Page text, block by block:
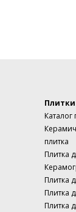
Плитки
Каталог
плитка
Плитка
Плитка
Плитка
Плитка